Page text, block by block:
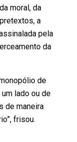
moral, da
a
pela
da
de
lado ou de
de maneira
frisou.